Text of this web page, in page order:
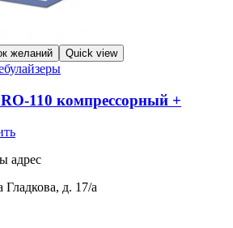
желаний Quick view
110 компрессорный +
адрес
д. 17/а